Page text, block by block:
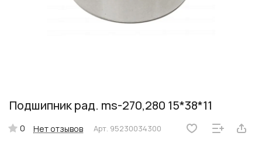
Подшипник рад. ms-270,280 15*38*11
0 Нет отзывов Арт. 95230034300